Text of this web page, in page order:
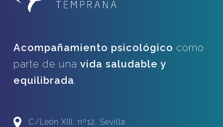
Acompañamiento psicológico como
parte de una vida saludable y
equilibrada.
C/León XIII, nº12. Sevilla